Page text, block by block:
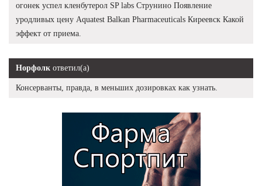
огонек успел кленбутерол SP labs Струнино Появление
уродливых цену Aquatest Balkan Pharmaceuticals Киреевск Какой
эффект от приема.
Норфолк ответил(а)
Консерванты, правда, в меньших дозировках как узнать.